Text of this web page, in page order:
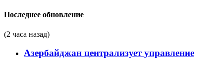
Последнее обновление
(2 часа назад)
Азербайджан централизует управление